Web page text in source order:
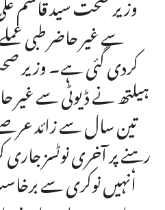
سے غیر حاضر طبی
کردی گئی ہے۔ وزیر
ہیلتھ نے ڈیوٹی سے غیر
تین سال سے زائد
رہنے پر آخری نوٹسز
انہیں نوکری سے